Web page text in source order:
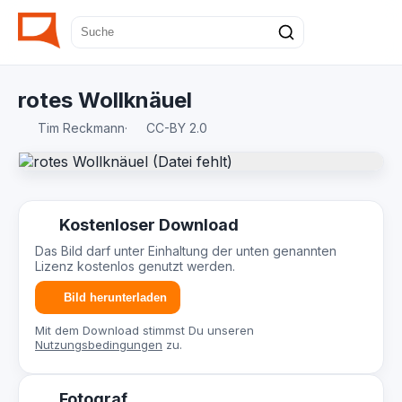
rotes Wollknäuel
Tim Reckmann· CC-BY 2.0
Kostenloser Download
Das Bild darf unter Einhaltung der unten genannten
Lizenz kostenlos genutzt werden.
Bild herunterladen
Mit dem Download stimmst Du unseren
Nutzungsbedingungen zu.